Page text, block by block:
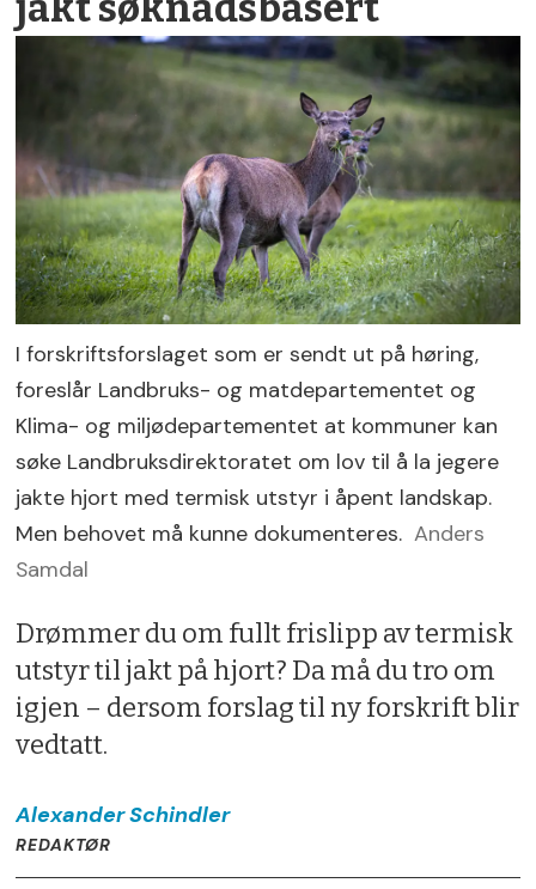
I forskriftsforslaget som er sendt ut på høring,
foreslår Landbruks- og matdepartementet og
Klima- og miljødepartementet at kommuner kan
søke Landbruksdirektoratet om lov til å la jegere
jakte hjort med termisk utstyr i åpent landskap.
Men behovet må kunne dokumenteres. Anders
Samdal
Drømmer du om fullt frislipp av termisk
utstyr til jakt på hjort? Da må du tro om
igjen – dersom forslag til ny forskrift blir
vedtatt.
AlexanderSchindler
REDAKTØR